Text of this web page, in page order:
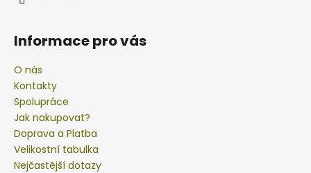
t
e
n
a
j
í
t
?
Informace pro vás
O nás
Kontakty
Spolupráce
Jak nakupovat?
Doprava a Platba
Velikostní tabulka
Nejčastější dotazy